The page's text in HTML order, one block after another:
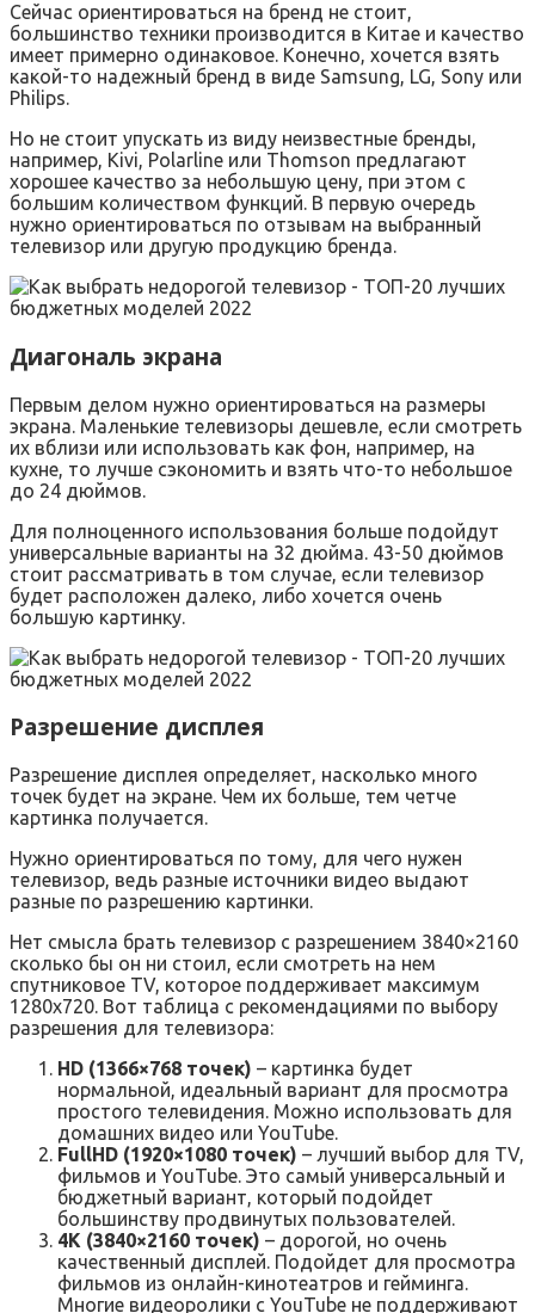
Сейчас ориентироваться на бренд не стоит,
большинство техники производится в Китае и качество
имеет примерно одинаковое. Конечно, хочется взять
какой-то надежный бренд в виде Samsung, LG, Sony или
Philips.
Но не стоит упускать из виду неизвестные бренды,
например, Kivi, Polarline или Thomson предлагают
хорошее качество за небольшую цену, при этом с
большим количеством функций. В первую очередь
нужно ориентироваться по отзывам на выбранный
телевизор или другую продукцию бренда.
Диагональ экрана
Первым делом нужно ориентироваться на размеры
экрана. Маленькие телевизоры дешевле, если смотреть
их вблизи или использовать как фон, например, на
кухне, то лучше сэкономить и взять что-то небольшое
до 24 дюймов.
Для полноценного использования больше подойдут
универсальные варианты на 32 дюйма. 43-50 дюймов
стоит рассматривать в том случае, если телевизор
будет расположен далеко, либо хочется очень
большую картинку.
Разрешение дисплея
Разрешение дисплея определяет, насколько много
точек будет на экране. Чем их больше, тем четче
картинка получается.
Нужно ориентироваться по тому, для чего нужен
телевизор, ведь разные источники видео выдают
разные по разрешению картинки.
Нет смысла брать телевизор с разрешением 3840×2160
сколько бы он ни стоил, если смотреть на нем
спутниковое TV, которое поддерживает максимум
1280х720. Вот таблица с рекомендациями по выбору
разрешения для телевизора:
HD (1366×768 точек) – картинка будет
нормальной, идеальный вариант для просмотра
простого телевидения. Можно использовать для
домашних видео или YouTube.
FullHD (1920×1080 точек) – лучший выбор для TV,
фильмов и YouTube. Это самый универсальный и
бюджетный вариант, который подойдет
большинству продвинутых пользователей.
4K (3840×2160 точек) – дорогой, но очень
качественный дисплей. Подойдет для просмотра
фильмов из онлайн-кинотеатров и гейминга.
Многие видеоролики с YouTube не поддерживают